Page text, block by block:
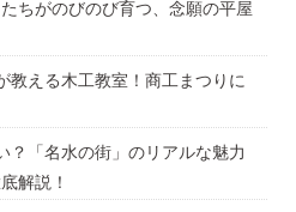
ちがのびのび育つ、念願の平屋
教える木工教室！商工まつりに
？「名水の街」のリアルな魅力
解説！